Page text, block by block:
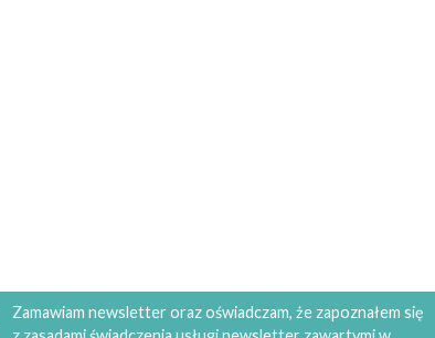
Zamawiam newsletter oraz oświadczam, że zapoznałem się